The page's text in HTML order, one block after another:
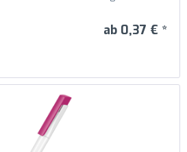
ab 0,37 € *